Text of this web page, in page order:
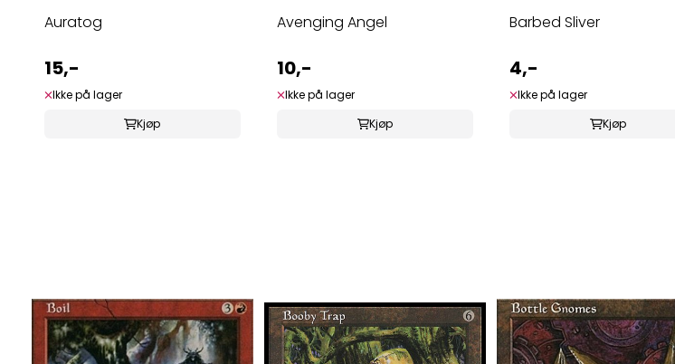
Auratog
15,-
Ikke på lager
Kjøp
Avenging Angel
10,-
Ikke på lager
Kjøp
Barbed Sliver
4,-
Ikke på lager
Kjøp